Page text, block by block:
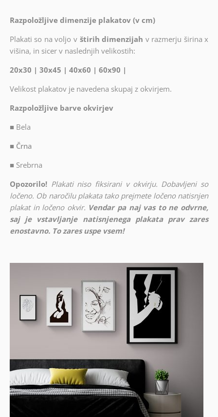
Razpoložljive dimenzije plakatov (v cm)
Plakati so na voljo v štirih dimenzijah v razmerju širina x
višina, in sicer v naslednjih velikostih:
20x30 | 30x45 | 40x60 | 60x90 |
Velikost plakatov je navedena skupaj z okvirjem.
Razpoložljive barve okvirjev
■ Bela
■ Črna
■ Srebrna
Opozorilo! Plakati niso fiksirani v okvirju. Dobavljeni so
ločeno. Ob naročilu plakata tako prejmete ločeno natisnjen
plakat in ločeno okvir. Vendar pa naj vas to ne odvrne,
saj je vstavljanje natisnjenega plakata prav zares
enostavno. To zares uspe vsem!